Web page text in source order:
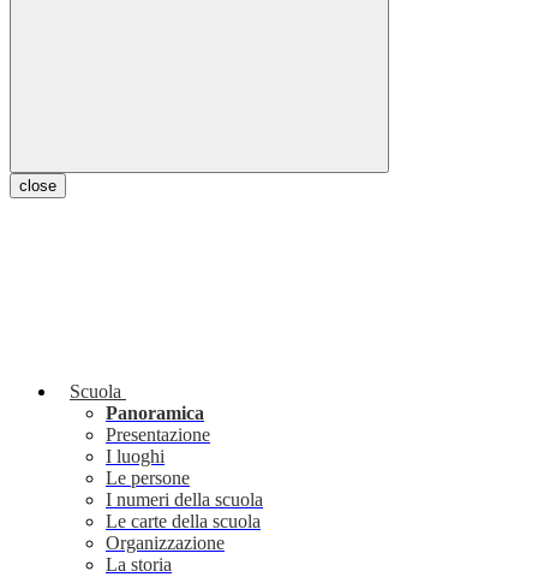
close
Scuola
Panoramica
Presentazione
I luoghi
Le persone
I numeri della scuola
Le carte della scuola
Organizzazione
La storia